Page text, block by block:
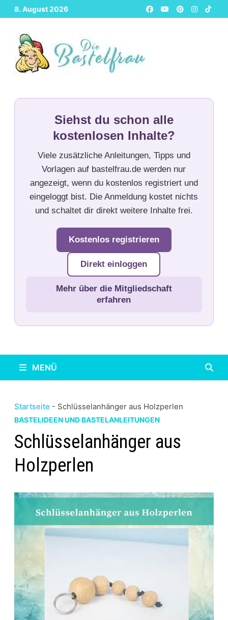
Zurück
zum
Inhalt
8. August 2026
Siehst du schon alle
kostenlosen Inhalte?
Viele zusätzliche Anleitungen, Tipps und
Vorlagen auf bastelfrau.de werden nur
angezeigt, wenn du kostenlos registriert und
eingeloggt bist. Die Anmeldung kostet nichts
und schaltet dir direkt weitere Inhalte frei.
Kostenlos registrieren
Direkt einloggen
Mehr über die Mitgliedschaft
erfahren
MENÜ
Startseite - Schlüsselanhänger aus Holzperlen
BASTELIDEEN UND BASTELANLEITUNGEN
Schlüsselanhänger aus
Holzperlen